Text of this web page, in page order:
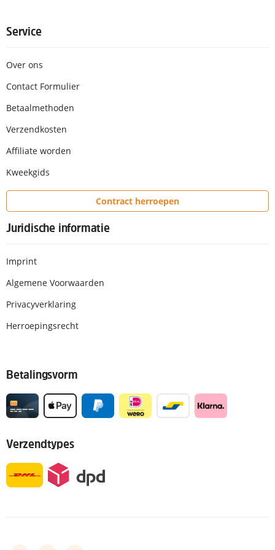
Service
Over ons
Contact Formulier
Betaalmethoden
Verzendkosten
Affiliate worden
Kweekgids
Contract herroepen
Juridische informatie
Imprint
Algemene Voorwaarden
Privacyverklaring
Herroepingsrecht
Betalingsvorm
Verzendtypes